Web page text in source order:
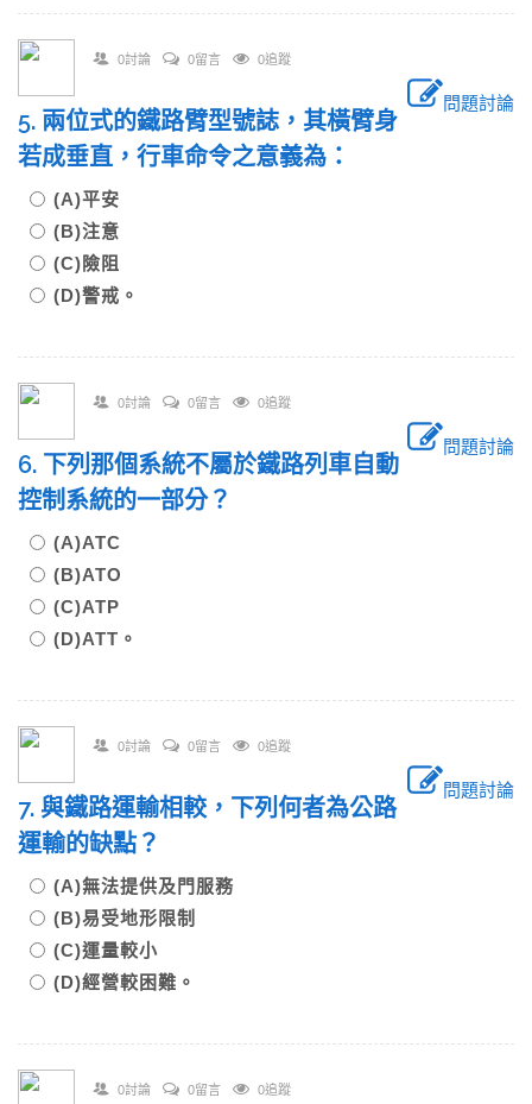
0討論 0留言 0追蹤
問題討論
5. 兩位式的鐵路臂型號誌，其橫臂身
若成垂直，行車命令之意義為：
(A)平安
(B)注意
(C)險阻
(D)警戒。
0討論 0留言 0追蹤
問題討論
6. 下列那個系統不屬於鐵路列車自動
控制系統的一部分？
(A)ATC
(B)ATO
(C)ATP
(D)ATT。
0討論 0留言 0追蹤
問題討論
7. 與鐵路運輸相較，下列何者為公路
運輸的缺點？
(A)無法提供及門服務
(B)易受地形限制
(C)運量較小
(D)經營較困難。
0討論 0留言 0追蹤